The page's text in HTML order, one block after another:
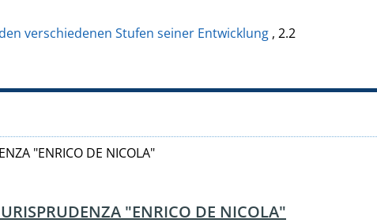
verschiedenen Stufen seiner Entwicklung, 2.2
"ENRICO DE NICOLA"
"ENRICO DE NICOLA"